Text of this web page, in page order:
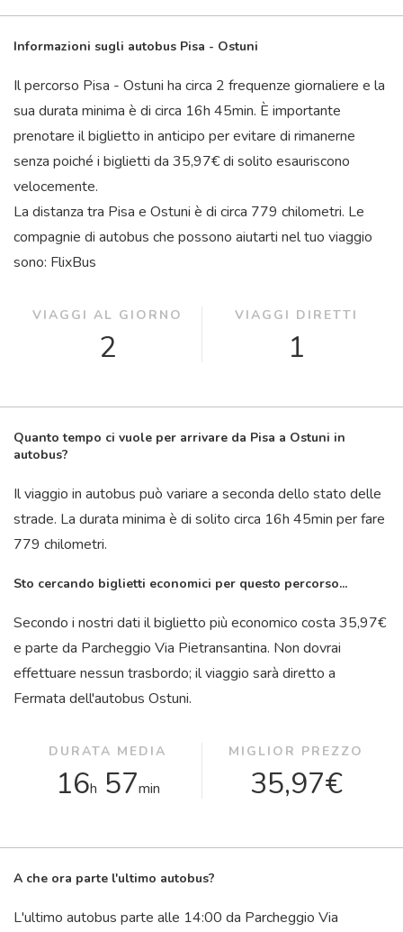
Informazioni sugli autobus Pisa - Ostuni
Il percorso Pisa - Ostuni ha circa 2 frequenze giornaliere e la
sua durata minima è di circa 16h 45min. È importante
prenotare il biglietto in anticipo per evitare di rimanerne
senza poiché i biglietti da 35,97€ di solito esauriscono
velocemente.
La distanza tra Pisa e Ostuni è di circa 779 chilometri. Le
compagnie di autobus che possono aiutarti nel tuo viaggio
sono: FlixBus
VIAGGI AL GIORNO
2
VIAGGI DIRETTI
1
Quanto tempo ci vuole per arrivare da Pisa a Ostuni in
autobus?
Il viaggio in autobus può variare a seconda dello stato delle
strade. La durata minima è di solito circa 16h 45min per fare
779 chilometri.
Sto cercando biglietti economici per questo percorso...
Secondo i nostri dati il ​​biglietto più economico costa 35,97€
e parte da Parcheggio Via Pietransantina. Non dovrai
effettuare nessun trasbordo; il viaggio sarà diretto a
Fermata dell'autobus Ostuni.
DURATA MEDIA
16h 57min
MIGLIOR PREZZO
35,97€
A che ora parte l'ultimo autobus?
L'ultimo autobus parte alle 14:00 da Parcheggio Via